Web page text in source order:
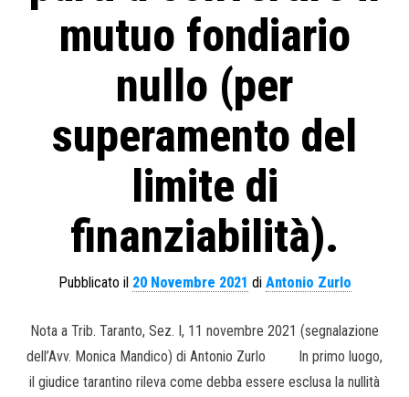
mutuo fondiario
nullo (per
superamento del
limite di
finanziabilità).
Pubblicato il 20 Novembre 2021 di Antonio Zurlo
Nota a Trib. Taranto, Sez. I, 11 novembre 2021 (segnalazione
dell’Avv. Monica Mandico) di Antonio Zurlo In primo luogo,
il giudice tarantino rileva come debba essere esclusa la nullità